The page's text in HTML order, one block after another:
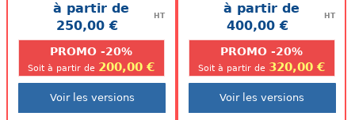
à partir de
250,00 €
HT
PROMO -20%
Soit à partir de 200,00 €
Voir les versions
à partir de
400,00 €
HT
PROMO -20%
Soit à partir de 320,00 €
Voir les versions